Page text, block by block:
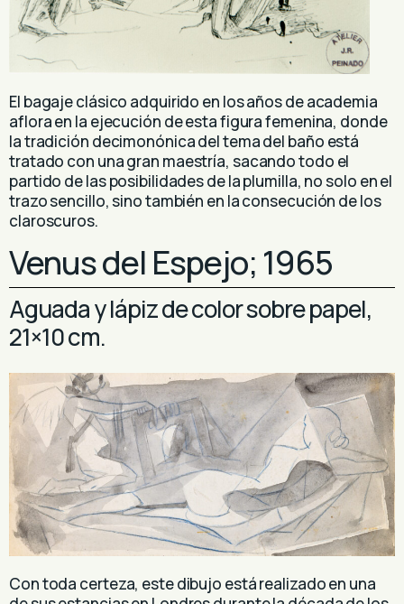
El bagaje clásico adquirido en los años de academia
aflora en la ejecución de esta figura femenina, donde
la tradición decimonónica del tema del baño está
tratado con una gran maestría, sacando todo el
partido de las posibilidades de la plumilla, no solo en el
trazo sencillo, sino también en la consecución de los
claroscuros.
Venus del Espejo; 1965
Aguada y lápiz de color sobre papel,
21×10 cm.
Con toda certeza, este dibujo está realizado en una